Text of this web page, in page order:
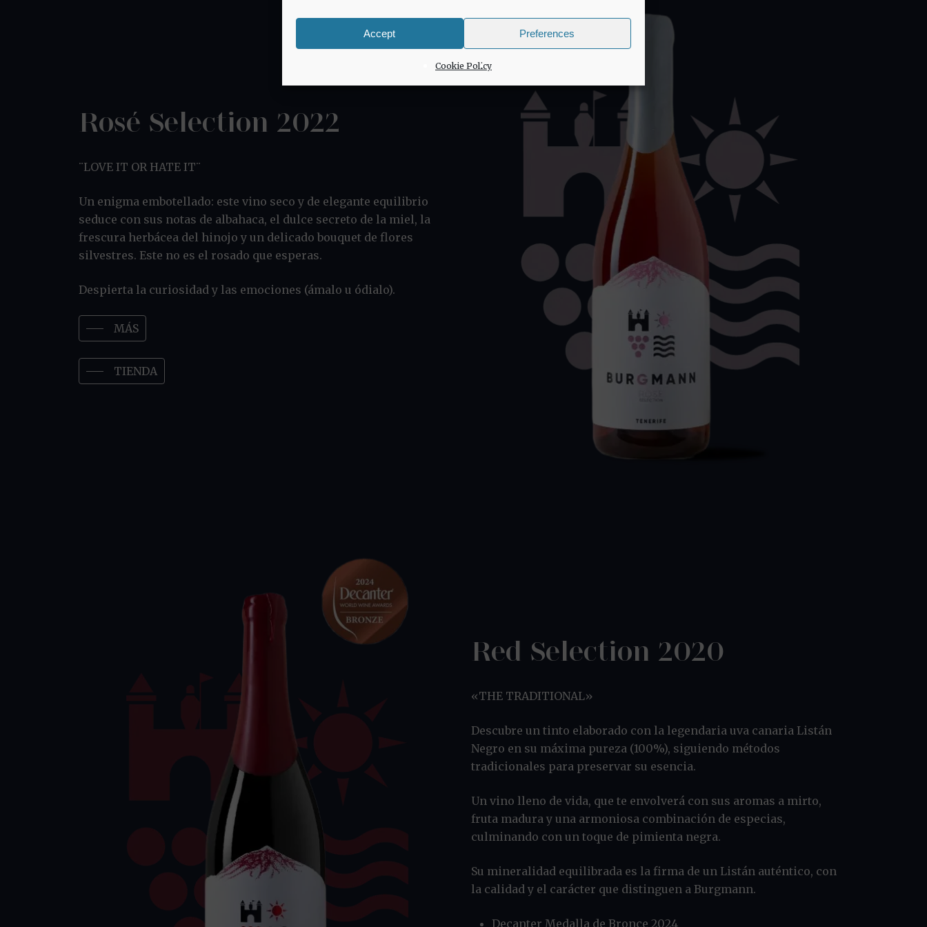
Accept Preferences
Cookie Policy
Rosé Selection 2022
¨LOVE IT OR HATE IT¨
Un enigma embotellado: este vino seco y de elegante equilibrio
seduce con sus notas de albahaca, el dulce secreto de la miel, la
frescura herbácea del hinojo y un delicado bouquet de flores
silvestres. Este no es el rosado que esperas.
Despierta la curiosidad y las emociones (ámalo u ódialo).
MÁS
TIENDA
Red Selection 2020
«THE TRADITIONAL»
Descubre un tinto elaborado con la legendaria uva canaria Listán
Negro en su máxima pureza (100%), siguiendo métodos
tradicionales para preservar su esencia.
Un vino lleno de vida, que te envolverá con sus aromas a mirto,
fruta madura y una armoniosa combinación de especias,
culminando con un toque de pimienta negra.
Su mineralidad equilibrada es la firma de un Listán auténtico, con
la calidad y el carácter que distinguen a Burgmann.
Decanter Medalla de Bronce 2024